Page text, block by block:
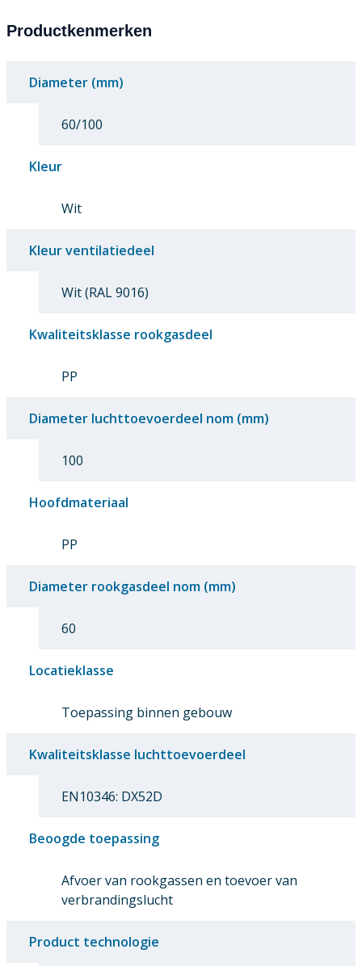
Productkenmerken
Diameter (mm)
60/100
Kleur
Wit
Kleur ventilatiedeel
Wit (RAL 9016)
Kwaliteitsklasse rookgasdeel
PP
Diameter luchttoevoerdeel nom (mm)
100
Hoofdmateriaal
PP
Diameter rookgasdeel nom (mm)
60
Locatieklasse
Toepassing binnen gebouw
Kwaliteitsklasse luchttoevoerdeel
EN10346: DX52D
Beoogde toepassing
Afvoer van rookgassen en toevoer van
verbrandingslucht
Product technologie